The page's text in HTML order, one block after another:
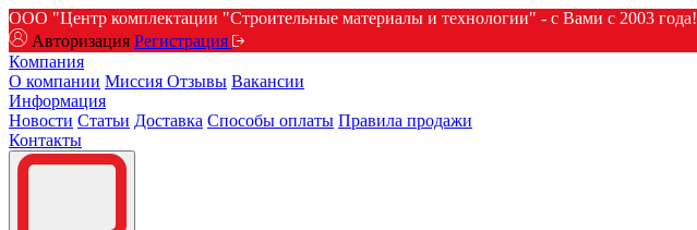
ООО "Центр комплектации "Строительные материалы и технологии" - с Вами с 2003 года!
Авторизация Регистрация
Компания
О компании Миссия Отзывы Вакансии
Информация
Новости Статьи Доставка Способы оплаты Правила продажи
Контакты